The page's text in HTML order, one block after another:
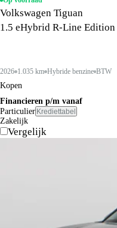
Volkswagen Tiguan
1.5 eHybrid R-Line Edition
2026 1.035 km Hybride benzine BTW
Kopen
Financieren p/m vanaf
Particulier Krediettabel
Zakelijk
Vergelijk